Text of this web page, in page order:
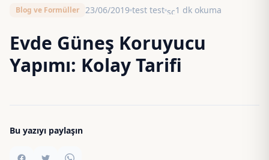
Blog ve Formüller 23/06/2019 test test schedule
1 dk okuma
Evde Güneş Koruyucu
Yapımı: Kolay Tarifi
Bu yazıyı paylaşın